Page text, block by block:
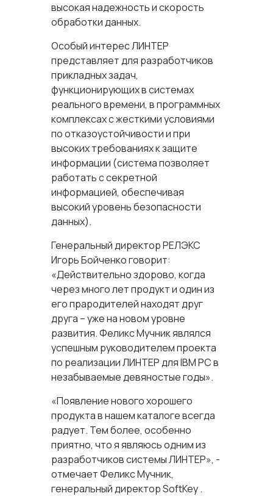
высокая надежность и скорость
обработки данных.
Особый интерес ЛИНТЕР
представляет для разработчиков
прикладных задач,
функционирующих в системах
реального времени, в программных
комплексах с жесткими условиями
по отказоустойчивости и при
высоких требованиях к защите
информации (система позволяет
работать с секретной
информацией, обеспечивая
высокий уровень безопасности
данных).
Генеральный директор РЕЛЭКС
Игорь Бойченко говорит:
«Действительно здорово, когда
через много лет продукт и один из
его прародителей находят друг
друга – уже на новом уровне
развития. Феликс Мучник являлся
успешным руководителем проекта
по реализации ЛИНТЕР для IBM PC в
незабываемые девяностые годы».
«Появление нового хорошего
продукта в нашем каталоге всегда
радует. Тем более, особенно
приятно, что я являюсь одним из
разработчиков системы ЛИНТЕР», -
отмечает Феликс Мучник,
генеральный директор SoftKey .